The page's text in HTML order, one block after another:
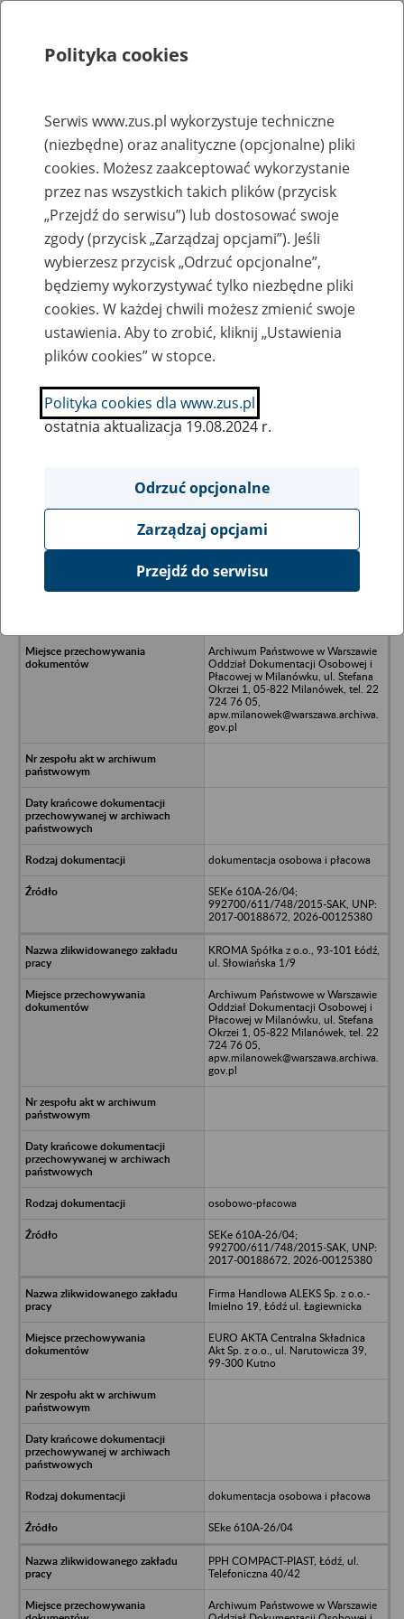
Rejestry, ewidencje i archiwa
Baza zlikwidowanych lub
przekształconych zakładów pracy
Nazwa zakładu pracy:
SZUKAJ
Ukryj wszystkie pozycje bazy
Zakłady Przemysłu Bawełnianego
Archiwum Państwowe w Warszawie
Oddział Dokumentacji Osobowej i
Płacowej w Milanówku, ul. Stefana
Okrzei 1, 05-822 Milanówek, tel. 22
724 76 05,
apw.milanowek@warszawa.archiwa.
gov.pl
dokumentacja osobowa i płacowa
SEKe 610A-26/04;
992700/611/748/2015-SAK, UNP:
2017-00188672, 2026-00125380
KROMA Spółka z o.o., 93-101 Łódź,
ul. Słowiańska 1/9
Archiwum Państwowe w Warszawie
Oddział Dokumentacji Osobowej i
Płacowej w Milanówku, ul. Stefana
Okrzei 1, 05-822 Milanówek, tel. 22
724 76 05,
apw.milanowek@warszawa.archiwa.
gov.pl
osobowo-płacowa
SEKe 610A-26/04;
992700/611/748/2015-SAK, UNP:
2017-00188672, 2026-00125380
Firma Handlowa ALEKS Sp. z o.o.-
Imielno 19, Łódź ul. Łagiewnicka
EURO AKTA Centralna Składnica
Akt Sp. z o.o., ul. Narutowicza 39,
99-300 Kutno
dokumentacja osobowa i płacowa
SEke 610A-26/04
PPH COMPACT-PIAST, Łódź, ul.
Telefoniczna 40/42
Archiwum Państwowe w Warszawie
Polityka cookies
Serwis www.zus.pl wykorzystuje techniczne
(niezbędne) oraz analityczne (opcjonalne) pliki
cookies. Możesz zaakceptować wykorzystanie
przez nas wszystkich takich plików (przycisk
„Przejdź do serwisu”) lub dostosować swoje
zgody (przycisk „Zarządzaj opcjami”). Jeśli
wybierzesz przycisk „Odrzuć opcjonalne”,
będziemy wykorzystywać tylko niezbędne pliki
cookies. W każdej chwili możesz zmienić swoje
ustawienia. Aby to zrobić, kliknij „Ustawienia
plików cookies” w stopce.
Polityka cookies dla www.zus.pl
ostatnia aktualizacja 19.08.2024 r.
Odrzuć opcjonalne
Zarządzaj opcjami
Przejdź do serwisu